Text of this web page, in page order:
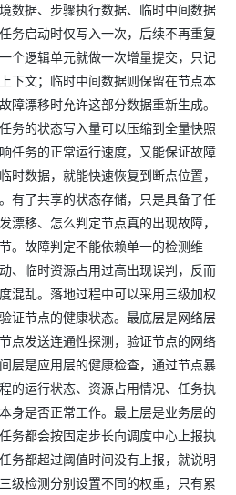
数据、步骤执行数据、临时中间数据
务启动时仅写入一次，后续不再重复
个逻辑单元就做一次增量提交，只记
下文；临时中间数据则保留在节点本
障漂移时允许这部分数据重新生成。
务的状态写入量可以压缩到全量快照
任务的正常运行速度，又能保证故障
时数据，就能快速恢复到断点位置，
有了共享的状态存储，只是具备了任
漂移、怎么判定节点真的出现故障，
。故障判定不能依赖单一的检测维
、临时资源占用过高出现误判，反而
混乱。落地过程中可以采用三级加权
证节点的健康状态。最底层是网络层
点发送连通性探测，验证节点的网络
层是应用层的健康检查，通过节点暴
的运行状态、资源占用情况、任务执
身是否正常工作。最上层是业务层的
务都会按固定步长向调度中心上报执
务都超过阈值时间没有上报，就说明
级检测分别设置不同的权重，只有累